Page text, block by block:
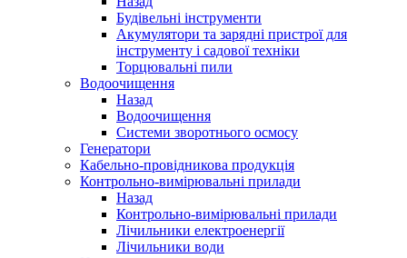
Будівельні інструменти
Акумулятори та зарядні пристрої для
інструменту і садової техніки
Торцювальні пили
Водоочищення
Назад
Водоочищення
Системи зворотнього осмосу
Генератори
Кабельно-провідникова продукція
Контрольно-вимірювальні прилади
Назад
Контрольно-вимірювальні прилади
Лічильники електроенергії
Лічильники води